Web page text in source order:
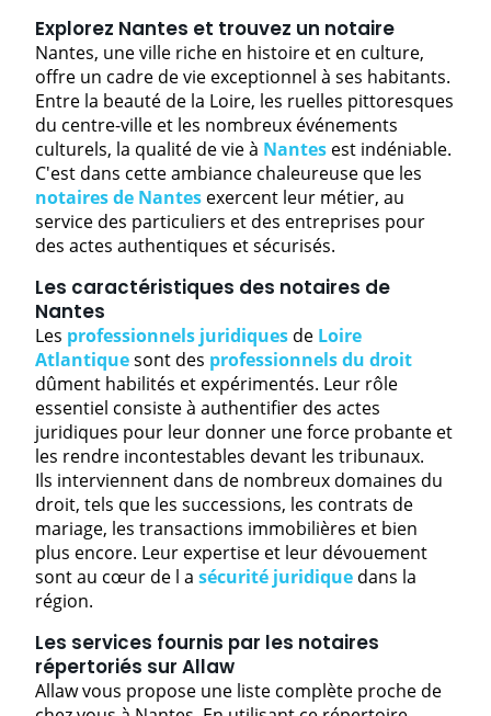
Explorez Nantes et trouvez un notaire
Nantes, une ville riche en histoire et en culture,
offre un cadre de vie exceptionnel à ses habitants.
Entre la beauté de la Loire, les ruelles pittoresques
du centre-ville et les nombreux événements
culturels, la qualité de vie à Nantes est indéniable.
C'est dans cette ambiance chaleureuse que les
notaires de Nantes exercent leur métier, au
service des particuliers et des entreprises pour
des actes authentiques et sécurisés.
Les caractéristiques des notaires de
Nantes
Les professionnels juridiques de Loire
Atlantiquesont des professionnels du droit
dûment habilités et expérimentés. Leur rôle
essentiel consiste à authentifier des actes
juridiques pour leur donner une force probante et
les rendre incontestables devant les tribunaux.
Ils interviennent dans de nombreux domaines du
droit, tels que les successions, les contrats de
mariage, les transactions immobilières et bien
plus encore. Leur expertise et leur dévouement
sont au cœur de l a sécurité juridique dans la
région.
Les services fournis par les notaires
répertoriés sur Allaw
Allaw vous propose une liste complète proche de